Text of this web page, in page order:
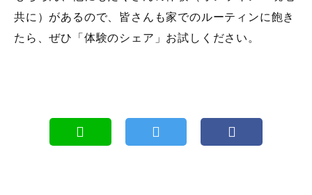
共に）があるので、皆さんも家でのルーティンに飽き
たら、ぜひ「体験のシェア」お試しください。